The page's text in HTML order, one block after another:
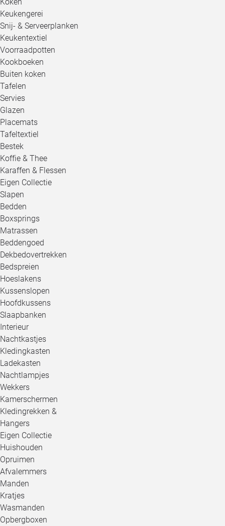
Keukengerei
Snij- & Serveerplanken
Keukentextiel
Voorraadpotten
Kookboeken
Buiten koken
Tafelen
Servies
Glazen
Placemats
Tafeltextiel
Bestek
Koffie & Thee
Karaffen & Flessen
Eigen Collectie
Slapen
Bedden
Boxsprings
Matrassen
Beddengoed
Dekbedovertrekken
Bedspreien
Hoeslakens
Kussenslopen
Hoofdkussens
Slaapbanken
Interieur
Nachtkastjes
Kledingkasten
Ladekasten
Nachtlampjes
Wekkers
Kamerschermen
Kledingrekken &
Hangers
Eigen Collectie
Huishouden
Opruimen
Afvalemmers
Manden
Kratjes
Wasmanden
Opbergboxen